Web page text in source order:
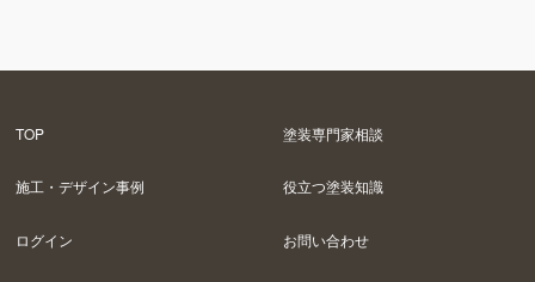
TOP 塗装専門家相談
施工・デザイン事例 役立つ塗装知識
ログイン お問い合わせ